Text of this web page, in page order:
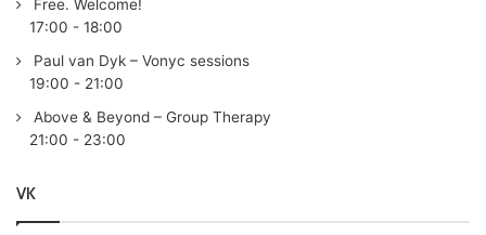
Free. Welcome!
17:00 - 18:00
Paul van Dyk – Vonyc sessions
19:00 - 21:00
Above & Beyond – Group Therapy
21:00 - 23:00
VK